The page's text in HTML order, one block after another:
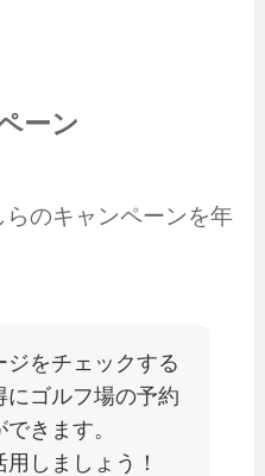
ーン
らのキャンペーンを年
ジをチェックする
にゴルフ場の予約
きます。
しましょう！